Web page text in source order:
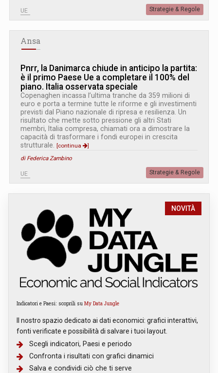
UE Strategie & Regole
Ansa
Pnrr, la Danimarca chiude in anticipo la partita:
è il primo Paese Ue a completare il 100% del
piano. Italia osservata speciale
Copenaghen incassa l’ultima tranche da 359 milioni di
euro e porta a termine tutte le riforme e gli investimenti
previsti dal Piano nazionale di ripresa e resilienza. Un
risultato che mette sotto pressione gli altri Stati
membri, Italia compresa, chiamati ora a dimostrare la
capacità di trasformare i fondi europei in crescita
strutturale. [continua
]
di Federica Zambino
UE Strategie & Regole
NOVITÀ
Indicatori e Paesi: scoprili su My Data Jungle
Il nostro spazio dedicato ai dati economici: grafici interattivi,
fonti verificate e possibilità di salvare i tuoi layout.
Scegli indicatori, Paesi e periodo
Confronta i risultati con grafici dinamici
Salva e condividi ciò che ti serve